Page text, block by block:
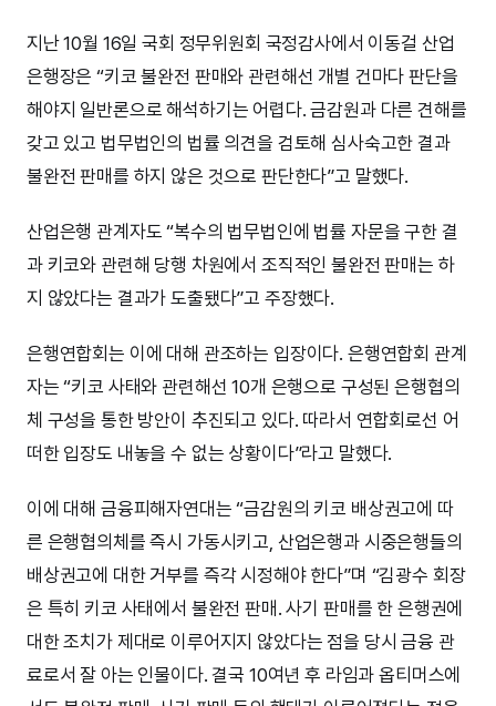
지난 10월 16일 국회 정무위원회 국정감사에서 이동걸 산업
은행장은 “키코 불완전 판매와 관련해선 개별 건마다 판단을
해야지 일반론으로 해석하기는 어렵다. 금감원과 다른 견해를
갖고 있고 법무법인의 법률 의견을 검토해 심사숙고한 결과
불완전 판매를 하지 않은 것으로 판단한다”고 말했다.
산업은행 관계자도 “복수의 법무법인에 법률 자문을 구한 결
과 키코와 관련해 당행 차원에서 조직적인 불완전 판매는 하
지 않았다는 결과가 도출됐다”고 주장했다.
은행연합회는 이에 대해 관조하는 입장이다. 은행연합회 관계
자는 “키코 사태와 관련해선 10개 은행으로 구성된 은행협의
체 구성을 통한 방안이 추진되고 있다. 따라서 연합회로선 어
떠한 입장도 내놓을 수 없는 상황이다”라고 말했다.
이에 대해 금융피해자연대는 “금감원의 키코 배상권고에 따
른 은행협의체를 즉시 가동시키고, 산업은행과 시중은행들의
배상권고에 대한 거부를 즉각 시정해야 한다”며 “김광수 회장
은 특히 키코 사태에서 불완전 판매. 사기 판매를 한 은행권에
대한 조치가 제대로 이루어지지 않았다는 점을 당시 금융 관
료로서 잘 아는 인물이다. 결국 10여년 후 라임과 옵티머스에